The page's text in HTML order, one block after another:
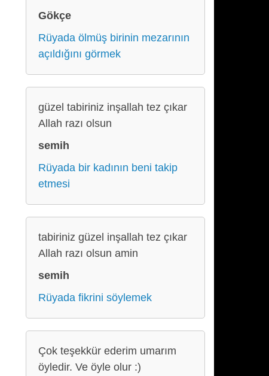
Gökçe
Rüyada ölmüş birinin mezarının
açıldığını görmek
güzel tabiriniz inşallah tez çıkar
Allah razı olsun
semih
Rüyada bir kadının beni takip
etmesi
tabiriniz güzel inşallah tez çıkar
Allah razı olsun amin
semih
Rüyada fikrini söylemek
Çok teşekkür ederim umarım
öyledir. Ve öyle olur :)